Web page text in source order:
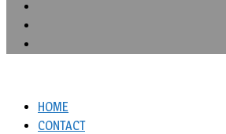
HOME
CONTACT